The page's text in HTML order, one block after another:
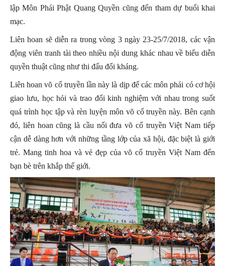
lập Môn Phái Phật Quang Quyền cũng đến tham dự buổi khai
mạc.
Liên hoan sẽ diễn ra trong vòng 3 ngày 23-25/7/2018, các vận
động viên tranh tài theo nhiều nội dung khác nhau về biểu diễn
quyền thuật cũng như thi đấu đối kháng.
Liên hoan võ cổ truyền lần này là dịp để các môn phái có cơ hội
giao lưu, học hỏi và trao đổi kinh nghiệm với nhau trong suốt
quá trình học tập và rèn luyện môn võ cổ truyền này. Bên cạnh
đó, liên hoan cũng là cầu nối đưa võ cổ truyền Việt Nam tiếp
cận dễ dàng hơn với những tầng lớp của xã hội, đặc biệt là giới
trẻ. Mang tinh hoa và vẻ đẹp của võ cổ truyền Việt Nam đến
bạn bè trên khắp thế giới.